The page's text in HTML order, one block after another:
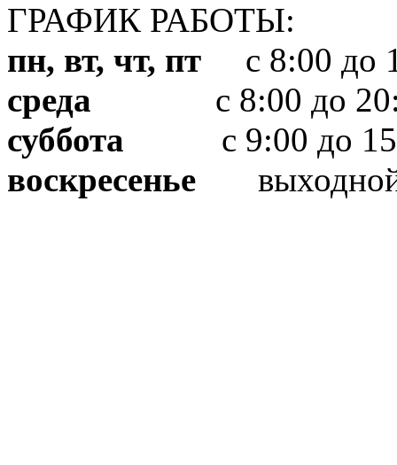
ГРАФИК РАБОТЫ:
пн, вт, чт, пт с 8:00 до
среда с 8:00 до
суббота с 9:00 до
воскресенье